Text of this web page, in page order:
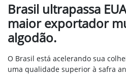
Brasil ultrapassa
maior exportador
algodão.
O Brasil está acelerando sua
uma qualidade superior à safra